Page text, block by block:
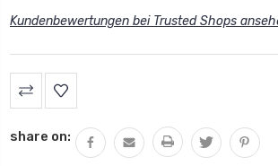
Kundenbewertungen bei Trusted Shops
share on: